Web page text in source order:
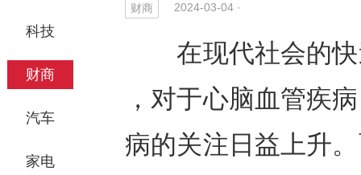
科技
财商
汽车
家电
财商 2024-03-04 ·
在现代社会的快
，对于心脑血管疾
病的关注日益上升